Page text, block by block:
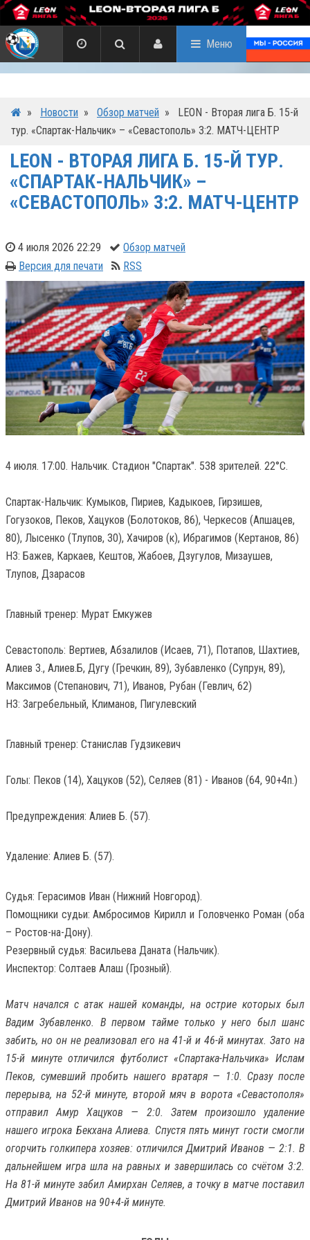
Меню
» Новости » Обзор матчей »
LEON - Вторая лига Б. 15-й
тур. «Спартак-Нальчик» – «Севастополь» 3:2. МАТЧ-ЦЕНТР
LEON - ВТОРАЯ ЛИГА Б. 15-Й ТУР.
«СПАРТАК-НАЛЬЧИК» –
«СЕВАСТОПОЛЬ» 3:2. МАТЧ-ЦЕНТР
4 июля 2026 22:29
Обзор матчей
Версия для печати
RSS
4 июля. 17:00. Нальчик. Стадион "Спартак". 538 зрителей. 22°C.
Спартак-Нальчик: Кумыков, Пириев, Кадыкоев, Гирзишев,
Гогузоков, Пеков, Хацуков (Болотоков, 86), Черкесов (Апшацев,
80), Лысенко (Тлупов, 30), Хачиров (к), Ибрагимов (Кертанов, 86)
НЗ: Бажев, Каркаев, Кештов, Жабоев, Дзугулов, Мизаушев,
Тлупов, Дзарасов
Главный тренер: Мурат Емкужев
Севастополь: Вертиев, Абзалилов (Исаев, 71), Потапов, Шахтиев,
Алиев З., Алиев.Б, Дугу (Гречкин, 89), Зубавленко (Супрун, 89),
Максимов (Степанович, 71), Иванов, Рубан (Гевлич, 62)
НЗ: Загребельный, Климанов, Пигулевский
Главный тренер: Станислав Гудзикевич
Голы: Пеков (14), Хацуков (52), Селяев (81) - Иванов (64, 90+4п.)
Предупреждения: Алиев Б. (57).
Удаление: Алиев Б. (57).
Судья: Герасимов Иван (Нижний Новгород).
Помощники судьи: Амбросимов Кирилл и Головченко Роман (оба
– Ростов-на-Дону).
Резервный судья: Васильева Даната (Нальчик).
Инспектор: Солтаев Алаш (Грозный).
Матч начался с атак нашей команды, на острие которых был
Вадим Зубавленко. В первом тайме только у него был шанс
забить, но он не реализовал его на 41-й и 46-й минутах. Зато на
15-й минуте отличился футболист «Спартака-Нальчика» Ислам
Пеков, сумевший пробить нашего вратаря — 1:0. Сразу после
перерыва, на 52-й минуте, второй мяч в ворота «Севастополя»
отправил Амур Хацуков — 2:0. Затем произошло удаление
нашего игрока Бекхана Алиева. Спустя пять минут гости смогли
огорчить голкипера хозяев: отличился Дмитрий Иванов — 2:1. В
дальнейшем игра шла на равных и завершилась со счётом 3:2.
На 81-й минуте забил Амирхан Селяев, а точку в матче поставил
Дмитрий Иванов на 90+4-й минуте.